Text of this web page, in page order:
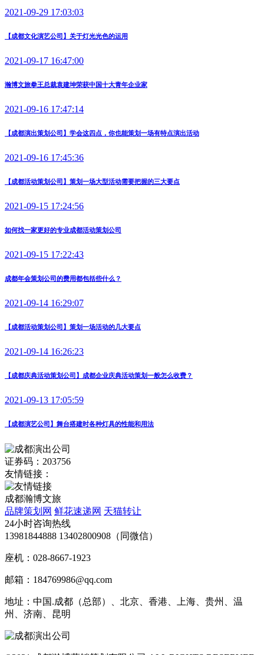
2021-09-29 17:03:03
【成都文化演艺公司】关于灯光光色的运用
2021-09-17 16:47:00
瀚博文旅拳王总裁袁建坤荣获中国十大青年企业家
2021-09-16 17:47:14
【成都演出策划公司】学会这四点，你也能策划一场有特点演出活动
2021-09-16 17:45:36
【成都活动策划公司】策划一场大型活动需要把握的三大要点
2021-09-15 17:24:56
如何找一家更好的专业成都活动策划公司
2021-09-15 17:22:43
成都年会策划公司的费用都包括些什么？
2021-09-14 16:29:07
【成都活动策划公司】策划一场活动的几大要点
2021-09-14 16:26:23
【成都庆典活动策划公司】成都企业庆典活动策划一般怎么收费？
2021-09-13 17:05:59
【成都演艺公司】舞台搭建时各种灯具的性能和用法
证券码：203756
友情链接：
成都瀚博文旅
品牌策划网 鲜花速递网 天猫转让
24小时咨询热线
13981844888 13402800908（同微信）
座机：028-8667-1923
邮箱：184769986@qq.com
地址：中国.成都（总部）、北京、香港、上海、贵州、温
州、济南、昆明